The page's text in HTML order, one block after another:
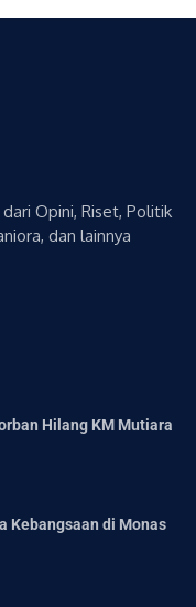
Opini, Riset, Politik
dan lainnya
Hilang KM Mutiara
Kebangsaan di Monas